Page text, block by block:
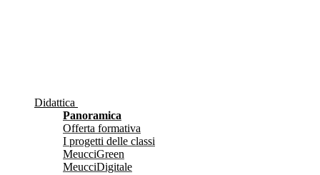
Didattica
Panoramica
Offerta formativa
I progetti delle classi
MeucciGreen
MeucciDigitale